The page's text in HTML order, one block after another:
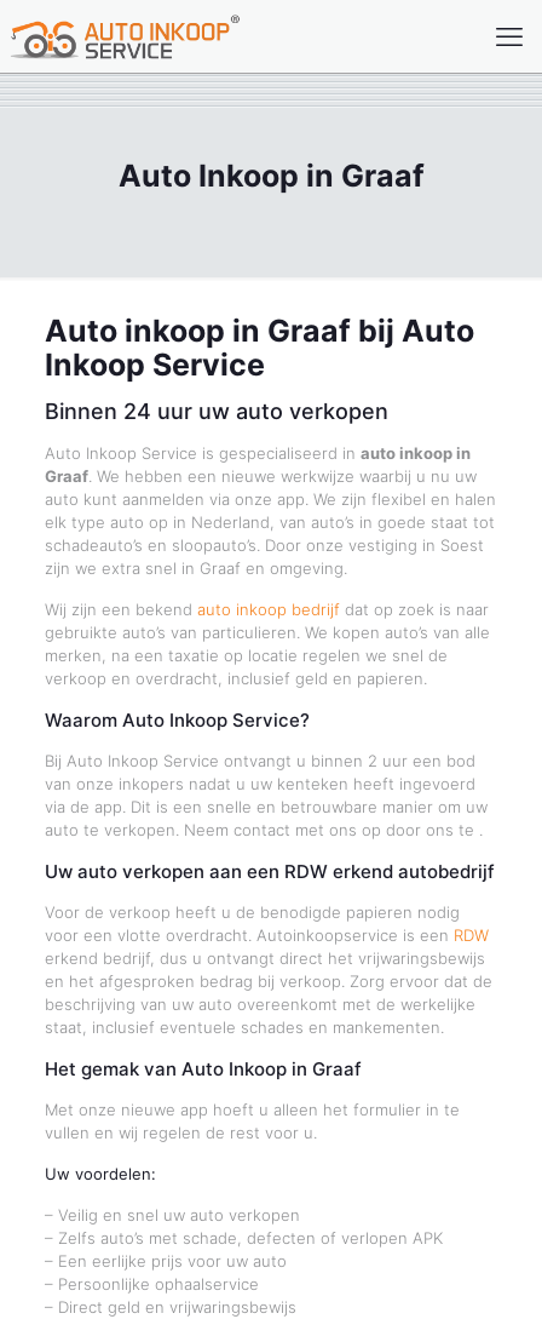
Auto Inkoop in Graaf
Auto inkoop in Graaf bij Auto
Inkoop Service
Binnen 24 uur uw auto verkopen
Auto Inkoop Service is gespecialiseerd in auto inkoop in
Graaf. We hebben een nieuwe werkwijze waarbij u nu uw
auto kunt aanmelden via onze app. We zijn flexibel en halen
elk type auto op in Nederland, van auto’s in goede staat tot
schadeauto’s en sloopauto’s. Door onze vestiging in Soest
zijn we extra snel in Graaf en omgeving.
Wij zijn een bekend auto inkoop bedrijfdat op zoek is naar
gebruikte auto’s van particulieren. We kopen auto’s van alle
merken, na een taxatie op locatie regelen we snel de
verkoop en overdracht, inclusief geld en papieren.
Waarom Auto Inkoop Service?
Bij Auto Inkoop Service ontvangt u binnen 2 uur een bod
van onze inkopers nadat u uw kenteken heeft ingevoerd
via de app. Dit is een snelle en betrouwbare manier om uw
auto te verkopen. Neem contact met ons op door ons te .
Uw auto verkopen aan een RDW erkend autobedrijf
Voor de verkoop heeft u de benodigde papieren nodig
voor een vlotte overdracht. Autoinkoopservice is een RDW
erkend bedrijf, dus u ontvangt direct het vrijwaringsbewijs
en het afgesproken bedrag bij verkoop. Zorg ervoor dat de
beschrijving van uw auto overeenkomt met de werkelijke
staat, inclusief eventuele schades en mankementen.
Het gemak van Auto Inkoop in Graaf
Met onze nieuwe app hoeft u alleen het formulier in te
vullen en wij regelen de rest voor u.
Uw voordelen:
– Veilig en snel uw auto verkopen
– Zelfs auto’s met schade, defecten of verlopen APK
– Een eerlijke prijs voor uw auto
– Persoonlijke ophaalservice
– Direct geld en vrijwaringsbewijs